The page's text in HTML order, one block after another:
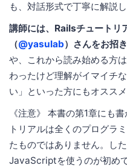
も、対話形式で丁寧に解説
講師には、Railsチュートリ
（@yasulab）さんをお招
や、これから読み始める方
わったけど理解がイマイチ
い」といった方にもオスス
《注意》 本書の第1章にも
トリアルは全くのプログラ
たものではありません。し
JavaScriptを使うのが初め